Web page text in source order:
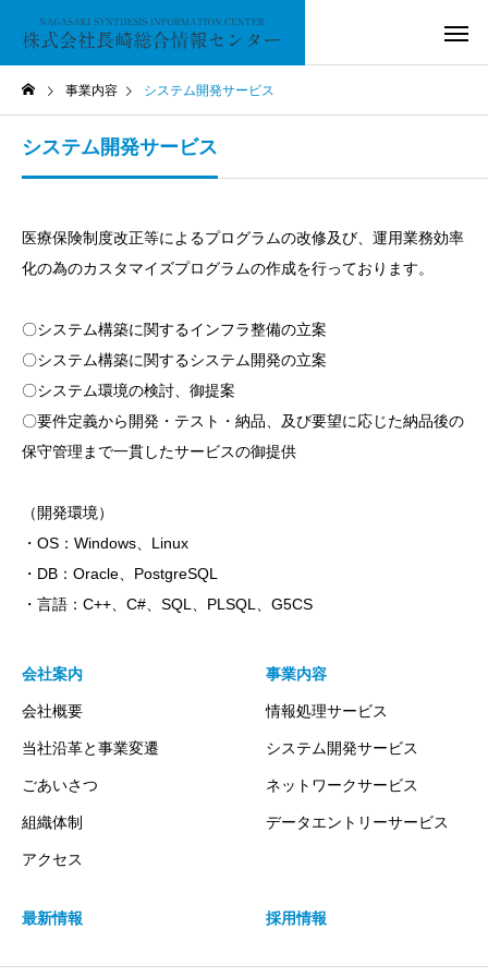
事業内容 システム開発サービス
システム開発サービス
医療保険制度改正等によるプログラムの改修及び、運用業務効率
化の為のカスタマイズプログラムの作成を行っております。
〇システム構築に関するインフラ整備の立案
〇システム構築に関するシステム開発の立案
〇システム環境の検討、御提案
〇要件定義から開発・テスト・納品、及び要望に応じた納品後の
保守管理まで一貫したサービスの御提供
（開発環境）
・OS：Windows、Linux
・DB：Oracle、PostgreSQL
・言語：C++、C#、SQL、PLSQL、G5CS
会社案内
会社概要
当社沿革と事業変遷
ごあいさつ
組織体制
アクセス
事業内容
情報処理サービス
システム開発サービス
ネットワークサービス
データエントリーサービス
最新情報 採用情報